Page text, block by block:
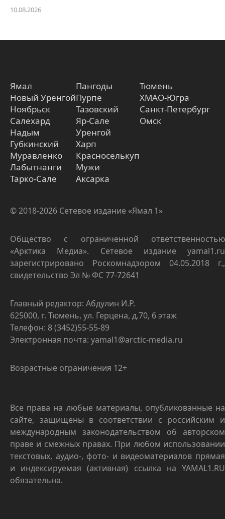
10.08.2026
Ямал
Новый Уренгой
Ноябрьск
Салехард
Надым
Губкинский
Муравленко
Лабытнанги
Тарко-Сале
Пангоды
Пурпе
Тазовский
Яр-Сале
Уренгой
Харп
Красноселькуп
Мужи
Аксарка
Тюмень
ХМАО-Югра
Санкт-Петербург
Омск
© 2018-2026 Сетевое издание «Ямал 1»
Общество с ограниченной ответственностью
«Арктика Медиа». Сетевое издание yamal1.ru
зарегистрировано Роскомнадзором 04.05.2018 г.,
свидетельство Эл № ФС 77-72641
Главный редактор: Абдулин И.Р.
625000, г. Тюмень, ул. Герцена, д.70, 6 этаж
Телефон: 8 (3452)55-55-89
Электронная почта: yamal1@arctic-media.ru
Возрастные ограничения 12+
Все права на любые материалы, опубликованные на
сайте, защищены в соответствии с российским и
международным законодательством об авторском
праве и смежных правах. При любом использовании
текстовых, аудио-, фото- и видеоматериалов прямая
и индексируемая (активная) ссылка на YAMAL1.RU
обязательна.